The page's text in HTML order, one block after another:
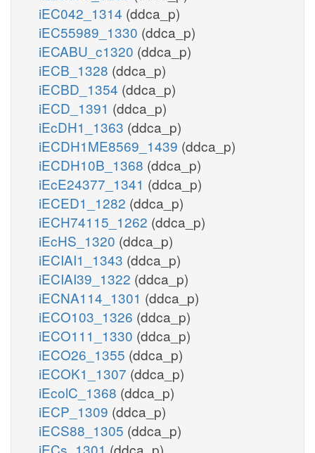
iEC042_1314 (ddca_p)
iEC55989_1330 (ddca_p)
iECABU_c1320 (ddca_p)
iECB_1328 (ddca_p)
iECBD_1354 (ddca_p)
iECD_1391 (ddca_p)
iEcDH1_1363 (ddca_p)
iECDH1ME8569_1439 (ddca_p)
iECDH10B_1368 (ddca_p)
iEcE24377_1341 (ddca_p)
iECED1_1282 (ddca_p)
iECH74115_1262 (ddca_p)
iEcHS_1320 (ddca_p)
iECIAI1_1343 (ddca_p)
iECIAI39_1322 (ddca_p)
iECNA114_1301 (ddca_p)
iECO103_1326 (ddca_p)
iECO111_1330 (ddca_p)
iECO26_1355 (ddca_p)
iECOK1_1307 (ddca_p)
iEcolC_1368 (ddca_p)
iECP_1309 (ddca_p)
iECS88_1305 (ddca_p)
iECs_1301 (ddca_p)